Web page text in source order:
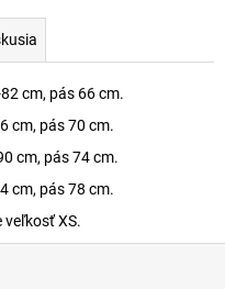
cm, pás 66 cm.
cm, pás 70 cm.
cm, pás 74 cm.
cm, pás 78 cm.
veľkosť XS.